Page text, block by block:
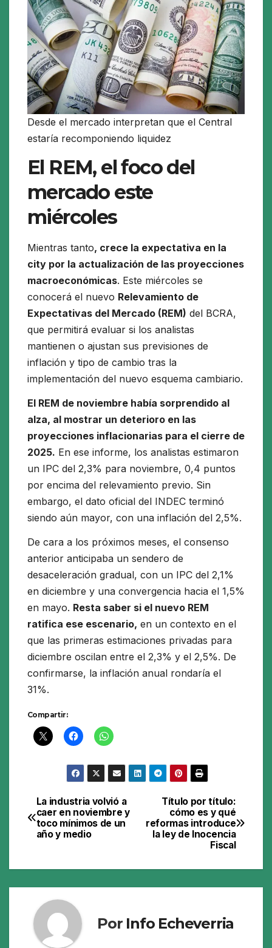
Desde el mercado interpretan que el Central
estaría recomponiendo liquidez
El REM, el foco del
mercado este
miércoles
Mientras tanto, crece la expectativa en la
city por la actualización de las proyecciones
macroeconómicas. Este miércoles se
conocerá el nuevo Relevamiento de
Expectativas del Mercado (REM) del BCRA,
que permitirá evaluar si los analistas
mantienen o ajustan sus previsiones de
inflación y tipo de cambio tras la
implementación del nuevo esquema cambiario.
El REM de noviembre había sorprendido al
alza, al mostrar un deterioro en las
proyecciones inflacionarias para el cierre de
2025. En ese informe, los analistas estimaron
un IPC del 2,3% para noviembre, 0,4 puntos
por encima del relevamiento previo. Sin
embargo, el dato oficial del INDEC terminó
siendo aún mayor, con una inflación del 2,5%.
De cara a los próximos meses, el consenso
anterior anticipaba un sendero de
desaceleración gradual, con un IPC del 2,1%
en diciembre y una convergencia hacia el 1,5%
en mayo. Resta saber si el nuevo REM
ratifica ese escenario, en un contexto en el
que las primeras estimaciones privadas para
diciembre oscilan entre el 2,3% y el 2,5%. De
confirmarse, la inflación anual rondaría el
31%.
Compartir:
Navegación
de
Título por título:
cómo es y qué
reformas introduce
la ley de Inocencia
Fiscal
La industria volvió a
caer en noviembre y
toco mínimos de un
año y medio
Por Info Echeverria